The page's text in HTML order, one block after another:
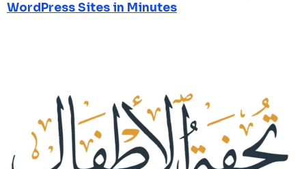
WordPress Sites in Minutes